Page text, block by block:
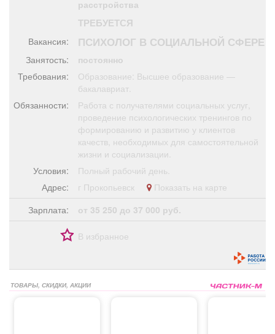
Обучение
Товары Поздравления Погода
Я - пенсионер
расстройства
ТРЕБУЕТСЯ
Вакансия: ПСИХОЛОГ В СОЦИАЛЬНОЙ СФЕРЕ
Занятость:
постоянно
Требования:
Образование: Высшее образование —
бакалавриат.
Обязанности:
Работа с получателями социальных услуг,
проведение психологических тренингов по
формированию и развитию у клиентов
качеств, необходимых для самостоятельной
жизни и социализации.
Условия:
Полный рабочий день.
Адрес:
г Прокопьевск
Показать на карте
Зарплата:
от 35 250 до 37 000 руб.
В избранное
ТОВАРЫ, СКИДКИ, АКЦИИ